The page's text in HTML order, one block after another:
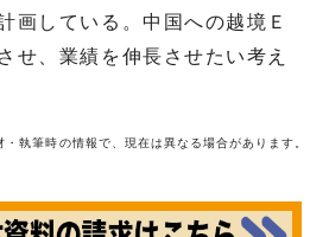
画している。中国への越境Ｅ
せ、業績を伸長させたい考え
・執筆時の情報で、現在は異なる場合があります。